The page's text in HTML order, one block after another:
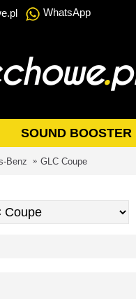
WhatsApp
SOUND BOOSTER
Benz GLC Coupe